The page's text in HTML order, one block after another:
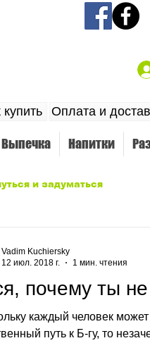
купить Оплата и
Выпечка Напитки
и задуматься
почему ты
каждый человек
путь к Б-гу, то
Vadim Kuchiersky
12 июл. 2018 г.
1 мин. чтения